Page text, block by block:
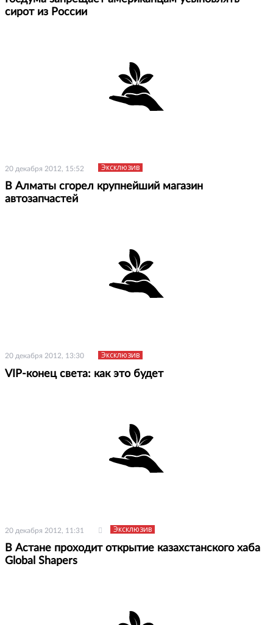
сирот из России
20 декабря 2012, 15:52 Эксклюзив
В Алматы сгорел крупнейший магазин
автозапчастей
20 декабря 2012, 13:30 Эксклюзив
VIP-конец света: как это будет
20 декабря 2012, 11:31 Эксклюзив
В Астане проходит открытие казахстанского хаба
Global Shapers